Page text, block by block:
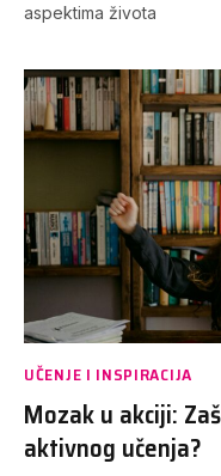
aspektima života
UČENJE I INSPIRACIJA
Mozak u akciji:
aktivnog učenja?